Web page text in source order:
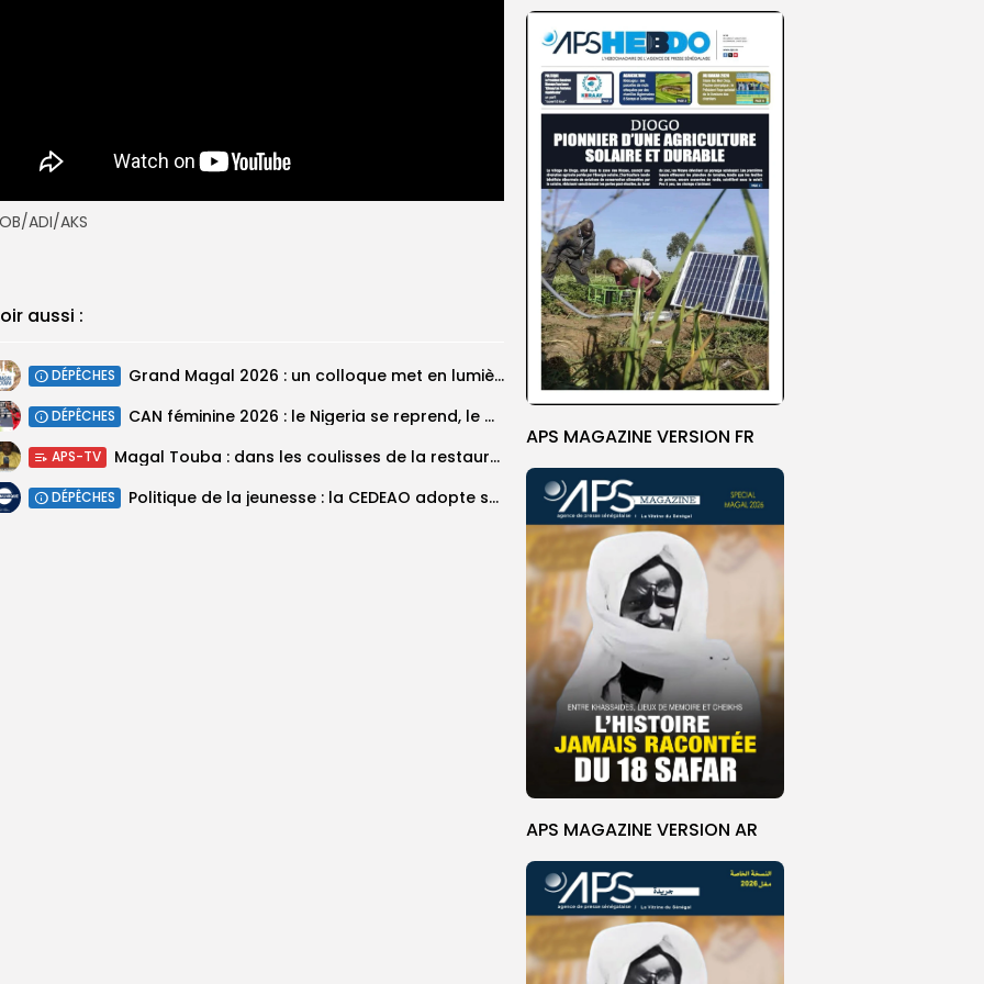
APS MAGAZINE VERSION FR
APS MAGAZINE VERSION AR
ADI/AKS
aussi :
DÉPÊCHES Grand Magal 2026 : un colloque met en lumière la portée universelle...
DÉPÊCHES ‎CAN féminine 2026 : le Nigeria se reprend, le Malawi surprend encore...
APS-TV Magal Touba : dans les coulisses de la restauration de la presse...
DÉPÊCHES Politique de la jeunesse : la CEDEAO adopte son plan d’actions stratégiques...